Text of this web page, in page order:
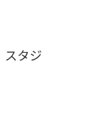
スタジ